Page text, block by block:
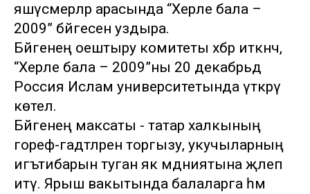
яшүсмерләр арасында “Хәерле бала –
2009” бәйгесен уздыра.
Бәйгенең оештыру комитеты хәбәр иткәнчә,
“Хәерле бала – 2009”ны 20 декабрьдә
Россия Ислам университетында үткәрү
көтелә.
Бәйгенең максаты - татар халкының
гореф-гадәтләрен торгызу, укучыларның
игътибарын туган як мәдәниятына җәлеп
итү. Ярыш вакытында балаларга һәм